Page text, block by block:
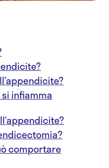
infiamma
comportare